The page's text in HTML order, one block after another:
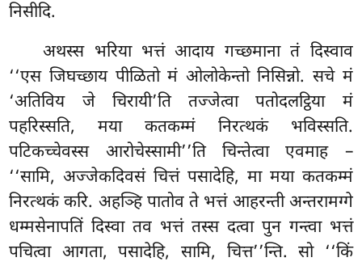
निसीदि.
अथस्स भरिया भत्तं आदाय गच्छमाना तं दिस्वाव
‘‘एस जिघच्छाय पीळितो मं ओलोकेन्तो निसिन्नो. सचे मं
‘अतिविय जे चिरायी’ति तज्जेत्वा पतोदलट्ठिया मं
पहरिस्सति, मया कतकम्मं निरत्थकं भविस्सति.
पटिकच्चेवस्स आरोचेस्सामी’’ति चिन्तेत्वा एवमाह –
‘‘सामि, अज्जेकदिवसं चित्तं पसादेहि, मा मया कतकम्मं
निरत्थकं करि. अहञ्हि पातोव ते भत्तं आहरन्ती अन्तरामग्गे
धम्मसेनापतिं दिस्वा तव भत्तं तस्स दत्वा पुन गन्त्वा भत्तं
पचित्वा आगता, पसादेहि, सामि, चित्त’’न्ति. सो ‘‘किं